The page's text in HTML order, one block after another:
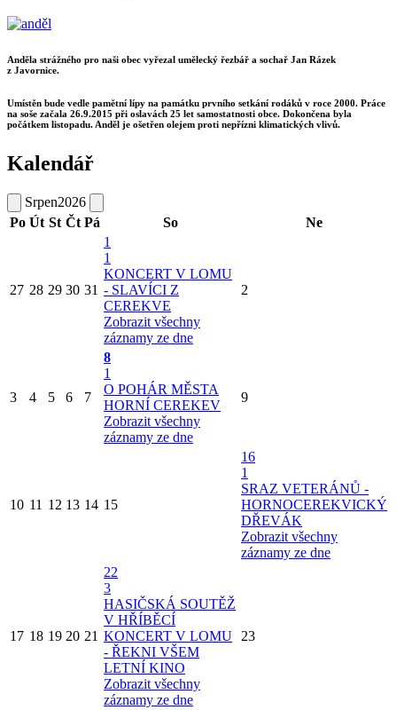
Anděla strážného pro naši obec vyřezal umělecký řezbář a sochař Jan Rázek
z Javornice.
Umístěn bude vedle pamětní lípy na památku prvního setkání rodáků v roce 2000. Práce
na soše začala 26.9.2015 při oslavách 25 let samostatnosti obce. Dokončena byla
počátkem listopadu. Anděl je ošetřen olejem proti nepřízni klimatických vlivů.
Kalendář
Srpen2026
Po Út St Čt Pá So Ne
27 28 29 30 31
1
1
KONCERT V LOMU
- SLAVÍCI Z
CEREKVE
Zobrazit všechny
záznamy ze dne
2
3 4 5 6 7
8
1
O POHÁR MĚSTA
HORNÍ CEREKEV
Zobrazit všechny
záznamy ze dne
9
10 11 12 13 14 15
16
1
SRAZ VETERÁNŮ -
HORNOCEREKVICKÝ
DŘEVÁK
Zobrazit všechny
záznamy ze dne
17 18 19 20 21
22
3
HASIČSKÁ SOUTĚŽ
V HŘÍBĚCÍ
KONCERT V LOMU
- ŘEKNI VŠEM
LETNÍ KINO
Zobrazit všechny
záznamy ze dne
23